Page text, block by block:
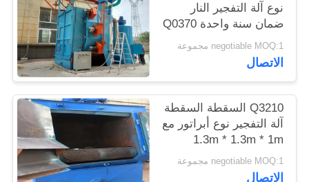
نوع آلة التفجير النار
ضمان سنة واحدة Q0370
negotiable MOQ:1 مجموعة
الاتصال
Q3210 السقطة السقطة
آلة التفجير نوع أبراتور مع
1.3m * 1.3m * 1m
الحجم الداخلي
negotiable MOQ:1 مجموعة
الاتصال